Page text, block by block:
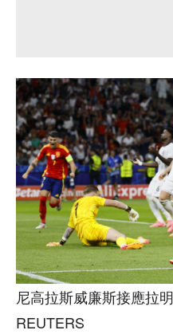
尼高拉斯威廉斯接應拉
REUTERS